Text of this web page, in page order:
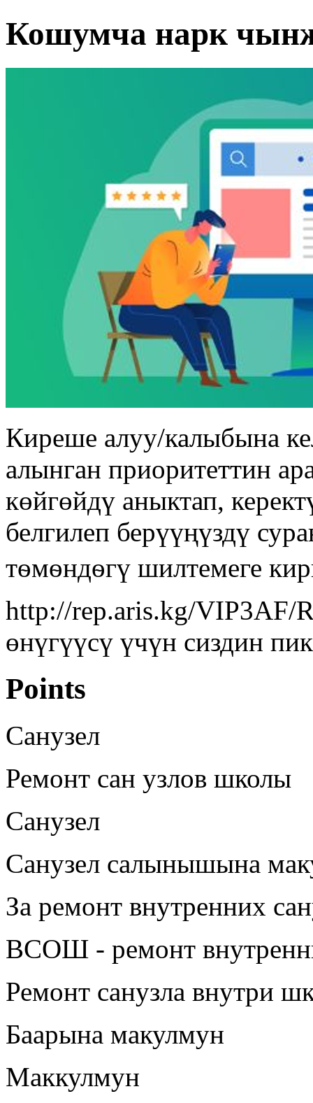
Кошумча нарк
Киреше алуу/калыбына
алынган приоритеттин
көйгөйдү аныктап,
белгилеп берүүңүздү
тѳмѳндѳгү шилтемеге
http://rep.aris.kg/VIP3AF/
өнүгүүсү үчүн сиздин
Points
Санузел
Ремонт сан узлов школы
Санузел
Санузел салынышына
За ремонт внутренних
ВСОШ - ремонт
Ремонт санузла внутри
Баарына макулмун
Маккулмун